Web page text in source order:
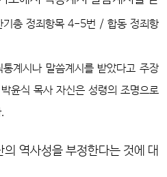
기총 정죄항목 4-5번 / 합동 정죄항
계시나 말씀계시를 받았다고 주장
윤식 목사 자신은 성령의 조명으로
역사성을 부정한다는 것에 대